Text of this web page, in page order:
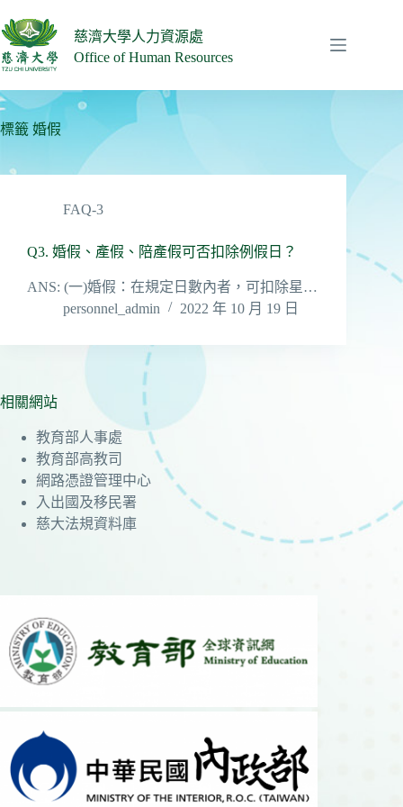
至
主
要
內
容
慈濟大學人力資源處
Office of Human Resources
標籤 婚假
FAQ-3
Q3. 婚假、產假、陪產假可否扣除例假日？
ANS: (一)婚假：在規定日數內者，可扣除星…
personnel_admin
2022 年 10 月 19 日
相關網站
教育部人事處
教育部高教司
網路憑證管理中心
入出國及移民署
慈大法規資料庫